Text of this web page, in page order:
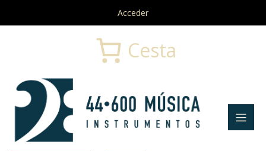
Acceder
Cesta